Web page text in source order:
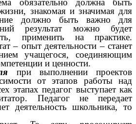
обязательно должна быть
знакомая и значимая для
должно быть важно для
результат можно будет
применить на практике.
– опыт деятельности – станет
учащегося, соединяющим
и ценности.
при выполнении проектов
от этапов работы над
этапах педагог выступает как
Педагог не передает
деятельность школьника, то